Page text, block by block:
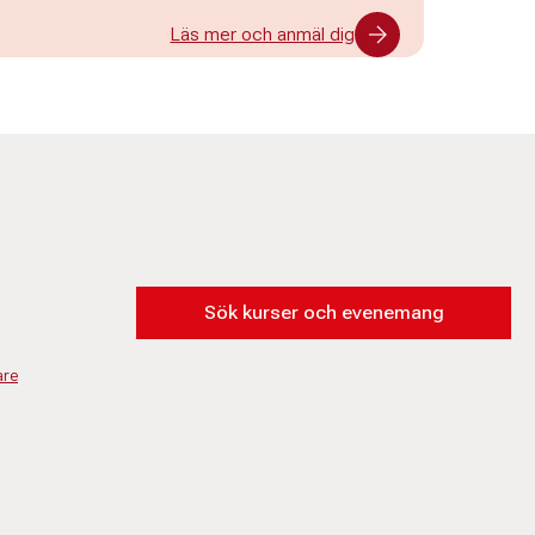
Läs mer och anmäl dig
Sök kurser och evenemang